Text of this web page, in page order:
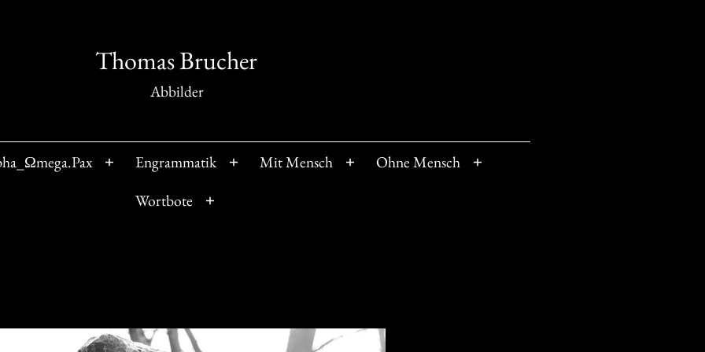
Thomas Brucher
Abbilder
Menü
öffnen
Engrammatik
Menü
Mit Mensch
Menü
Ohne Mensch
Menü
Wortbote
Menü